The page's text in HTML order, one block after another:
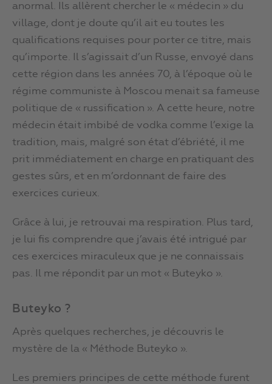
anormal. Ils allèrent chercher le « médecin » du
village, dont je doute qu’il ait eu toutes les
qualifications requises pour porter ce titre, mais
qu’importe. Il s’agissait d’un Russe, envoyé dans
cette région dans les années 70, à l’époque où le
régime communiste à Moscou menait sa fameuse
politique de « russification ». A cette heure, notre
médecin était imbibé de vodka comme l’exige la
tradition, mais, malgré son état d’ébriété, il me
prit immédiatement en charge en pratiquant des
gestes sûrs, et en m’ordonnant de faire des
exercices curieux.
Grâce à lui, je retrouvai ma respiration. Plus tard,
je lui fis comprendre que j’avais été intrigué par
ces exercices miraculeux que je ne connaissais
pas. Il me répondit par un mot « Buteyko ».
Buteyko ?
Après quelques recherches, je découvris le
mystère de la « Méthode Buteyko ».
Les premiers principes de cette méthode furent